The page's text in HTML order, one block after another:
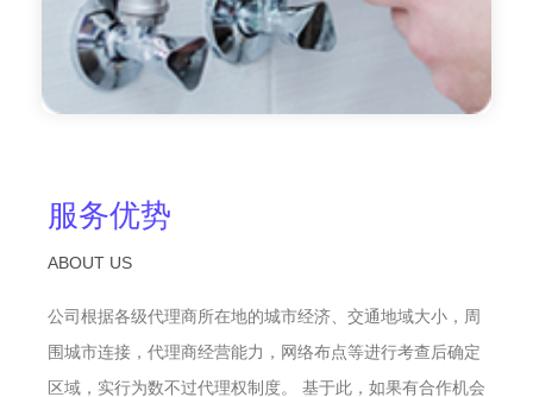
服务优势
ABOUT US
公司根据各级代理商所在地的城市经济、交通地域大小，周
围城市连接，代理商经营能力，网络布点等进行考查后确定
区域，实行为数不过代理权制度。 基于此，如果有合作机会